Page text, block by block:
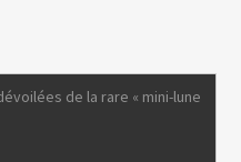
de la rare « mini-lune